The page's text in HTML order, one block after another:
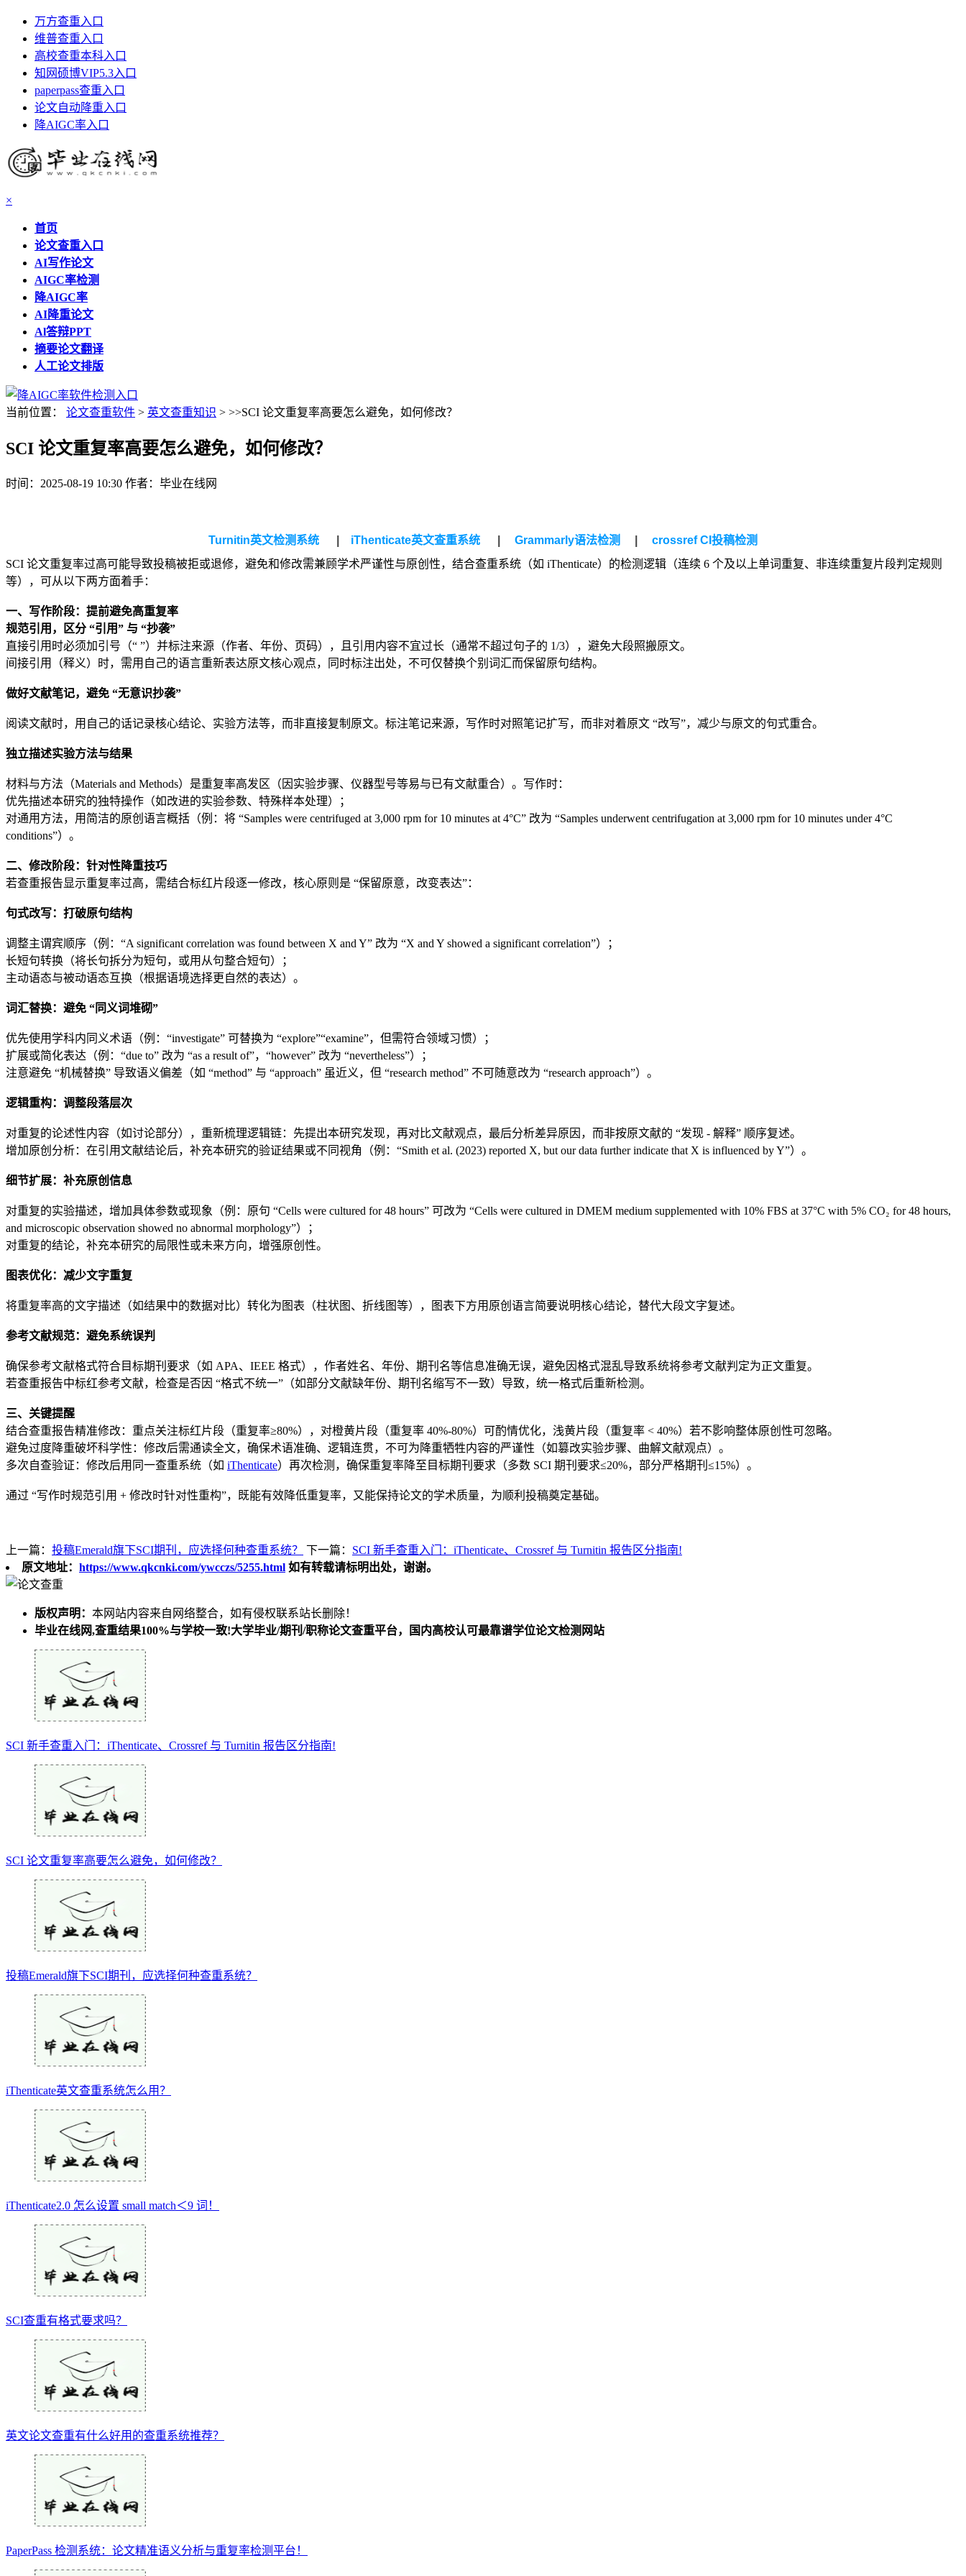
万方查重入口
维普查重入口
高校查重本科入口
知网硕博VIP5.3入口
paperpass查重入口
论文自动降重入口
降AIGC率入口
×
首页
论文查重入口
AI写作论文
AIGC率检测
降AIGC率
AI降重论文
Al答辩PPT
摘要论文翻译
人工论文排版
当前位置： 论文查重软件 > 英文查重知识 > >>SCI 论文重复率高要怎么避免，如何修改？
SCI 论文重复率高要怎么避免，如何修改？
时间：2025-08-19 10:30 作者：毕业在线网
Turnitin英文检测系统 iThenticate英文查重系统 Grammarly语法检测 crossref CI投稿检测
SCI 论文重复率过高可能导致投稿被拒或退修，避免和修改需兼顾学术严谨性与原创性，结合查重系统（如 iThenticate）的检测逻辑（连续 6 个及以上单词重复、非连续重复片段判定规则
等），可从以下两方面着手：
一、写作阶段：提前避免高重复率
规范引用，区分 “引用” 与 “抄袭”
直接引用时必须加引号（“ ”）并标注来源（作者、年份、页码），且引用内容不宜过长（通常不超过句子的 1/3），避免大段照搬原文。
间接引用（释义）时，需用自己的语言重新表达原文核心观点，同时标注出处，不可仅替换个别词汇而保留原句结构。
做好文献笔记，避免 “无意识抄袭”
阅读文献时，用自己的话记录核心结论、实验方法等，而非直接复制原文。标注笔记来源，写作时对照笔记扩写，而非对着原文 “改写”，减少与原文的句式重合。
独立描述实验方法与结果
材料与方法（Materials and Methods）是重复率高发区（因实验步骤、仪器型号等易与已有文献重合）。写作时：
优先描述本研究的独特操作（如改进的实验参数、特殊样本处理）；
对通用方法，用简洁的原创语言概括（例：将 “Samples were centrifuged at 3,000 rpm for 10 minutes at 4°C” 改为 “Samples underwent centrifugation at 3,000 rpm for 10 minutes under 4°C
conditions”）。
二、修改阶段：针对性降重技巧
若查重报告显示重复率过高，需结合标红片段逐一修改，核心原则是 “保留原意，改变表达”：
句式改写：打破原句结构
调整主谓宾顺序（例：“A significant correlation was found between X and Y” 改为 “X and Y showed a significant correlation”）；
长短句转换（将长句拆分为短句，或用从句整合短句）；
主动语态与被动语态互换（根据语境选择更自然的表达）。
词汇替换：避免 “同义词堆砌”
优先使用学科内同义术语（例：“investigate” 可替换为 “explore”“examine”，但需符合领域习惯）；
扩展或简化表达（例：“due to” 改为 “as a result of”，“however” 改为 “nevertheless”）；
注意避免 “机械替换” 导致语义偏差（如 “method” 与 “approach” 虽近义，但 “research method” 不可随意改为 “research approach”）。
逻辑重构：调整段落层次
对重复的论述性内容（如讨论部分），重新梳理逻辑链：先提出本研究发现，再对比文献观点，最后分析差异原因，而非按原文献的 “发现 - 解释” 顺序复述。
增加原创分析：在引用文献结论后，补充本研究的验证结果或不同视角（例：“Smith et al. (2023) reported X, but our data further indicate that X is influenced by Y”）。
细节扩展：补充原创信息
对重复的实验描述，增加具体参数或现象（例：原句 “Cells were cultured for 48 hours” 可改为 “Cells were cultured in DMEM medium supplemented with 10% FBS at 37°C with 5% CO₂ for 48 hours,
and microscopic observation showed no abnormal morphology”）；
对重复的结论，补充本研究的局限性或未来方向，增强原创性。
图表优化：减少文字重复
将重复率高的文字描述（如结果中的数据对比）转化为图表（柱状图、折线图等），图表下方用原创语言简要说明核心结论，替代大段文字复述。
参考文献规范：避免系统误判
确保参考文献格式符合目标期刊要求（如 APA、IEEE 格式），作者姓名、年份、期刊名等信息准确无误，避免因格式混乱导致系统将参考文献判定为正文重复。
若查重报告中标红参考文献，检查是否因 “格式不统一”（如部分文献缺年份、期刊名缩写不一致）导致，统一格式后重新检测。
三、关键提醒
结合查重报告精准修改：重点关注标红片段（重复率≥80%），对橙黄片段（重复率 40%-80%）可酌情优化，浅黄片段（重复率 < 40%）若不影响整体原创性可忽略。
避免过度降重破坏科学性：修改后需通读全文，确保术语准确、逻辑连贯，不可为降重牺牲内容的严谨性（如篡改实验步骤、曲解文献观点）。
多次自查验证：修改后用同一查重系统（如 iThenticate）再次检测，确保重复率降至目标期刊要求（多数 SCI 期刊要求≤20%，部分严格期刊≤15%）。
通过 “写作时规范引用 + 修改时针对性重构”，既能有效降低重复率，又能保持论文的学术质量，为顺利投稿奠定基础。
上一篇： 投稿Emerald旗下SCI期刊，应选择何种查重系统？ 下一篇： SCI 新手查重入门：iThenticate、Crossref 与 Turnitin 报告区分指南!
原文地址： https://www.qkcnki.com/ywcczs/5255.html 如有转载请标明出处，谢谢。
版权声明： 本网站内容来自网络整合，如有侵权联系站长删除！
毕业在线网,查重结果100%与学校一致!大学毕业/期刊/职称论文查重平台，国内高校认可最靠谱学位论文检测网站
SCI 新手查重入门：iThenticate、Crossref 与 Turnitin 报告区分指南!
SCI 论文重复率高要怎么避免，如何修改？
投稿Emerald旗下SCI期刊，应选择何种查重系统？
iThenticate英文查重系统怎么用？
iThenticate2.0 怎么设置 small match＜9 词！
SCI查重有格式要求吗？
英文论文查重有什么好用的查重系统推荐？
PaperPass 检测系统：论文精准语义分析与重复率检测平台！